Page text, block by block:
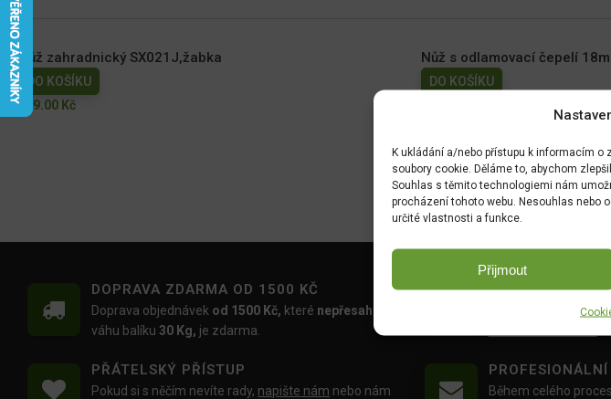
K ukládání a/nebo přístupu k informacím
soubory cookie. Děláme to, abychom
Souhlas s těmito technologiemi nám
procházení tohoto webu. Nesouhlas nebo
určité vlastnosti a funkce.
Přijmout
Nůž zahradnický SX021J,žabka
DO KOŠÍKU
139.00 Kč
Nůž s odlamovací čepelí
DO KOŠÍKU
DOPRAVA ZDARMA OD 1500 KČ
Doprava objednávek od 1500 Kč, které nepřesahují
váhu balíku30 Kg, je zdarma.
OVĚŘENÉ
Všechny produkty
PŘÁTELSKÝ PŘÍSTUP
Pokud si s něčím nevíte rady, napište nám nebo nám
Během celého